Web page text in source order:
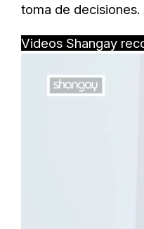
toma de decisiones.
Videos Shangay